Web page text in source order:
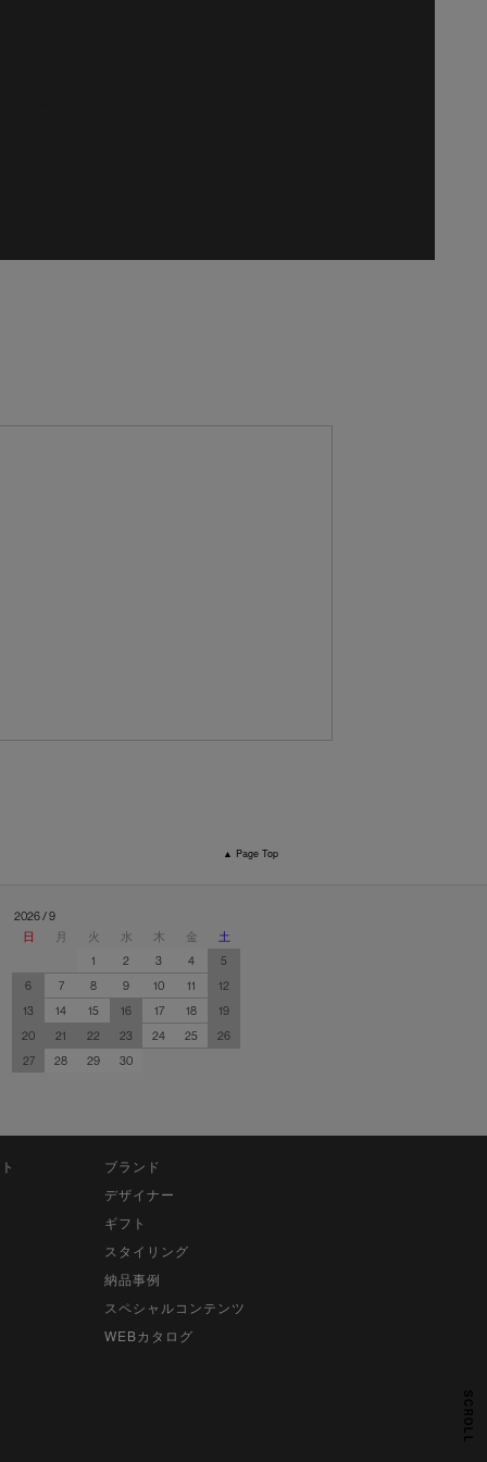
SCROLL
▲ Page Top
2026 / 9
日
月 火 水 木 金
土
1
2 3 4
5
6
7 8 9 10 11
12
13
14 15 16 17 18
19
20
21 22 23 24 25
26
27
28 29 30
ブランド
デザイナー
ギフト
スタイリング
納品事例
スペシャルコンテンツ
WEBカタログ